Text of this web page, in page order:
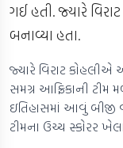
ગઈ હતી. જ્યારે
બનાવ્યા હતા.
જ્યારે વિરાટ
સમગ્ર આફ્રિકાની ટીમ
ઇતિહાસમાં આવું બીજી
ટીમના ઉચ્ચ સ્કોરર